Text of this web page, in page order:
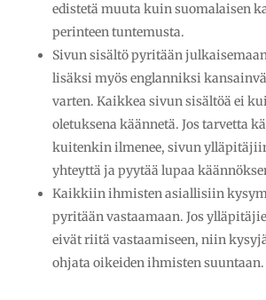
edistetä muuta kuin suomalaisen
perinteen tuntemusta.
Sivun sisältö pyritään
lisäksi myös englanniksi
varten. Kaikkea sivun sisältöä ei
oletuksena käännetä. Jos tarvetta
kuitenkin ilmenee, sivun
yhteyttä ja pyytää lupaa
Kaikkiin ihmisten asiallisiin
pyritään vastaamaan. Jos
eivät riitä vastaamiseen, niin
ohjata oikeiden ihmisten suuntaan.